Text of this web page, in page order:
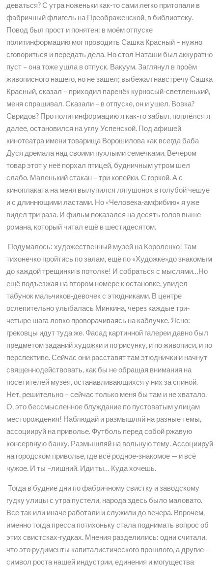
деваться? С утра ноженьки как-то сами легко притопали в
фабричный флигель на Преображенской, в библиотеку.
Повод был прост и понятен: в моём отпуске
политинформацию мог проводить Сашка Красный – нужно
сговориться и передать дела. Но стол Наташи был аккуратно
пуст – она тоже ушла в отпуск. Вакуум. Заглянул в проём
живописного нашего, но не зашел; выбежал навстречу Сашка
Красный, сказал – приходил паренёк курносый-светленький,
меня спрашивал. Сказали – в отпуске, он и ушел. Вовка?
Свридов? Про политинформацию я как-то забыл, поплёлся я
далее, остановился на углу Успенской. Под афишей
кинотеатра имени товарища Ворошилова как всегда баба
Дуся дремала над своими пухлыми семечками. Вечером
товар этот у неё порхал птицей, будничным утром шел
слабо. Маленький стакан – три копейки. С горкой. А с
киноплаката на меня вылупился лягушонок в голубой чешуе
и с длиннющими ластами. Но «Человека-амфибию» я уже
видел три раза. И фильм показался на десять голов выше
романа, который читал ещё в шестидесятом.
Подумалось: художественный музей на Короленко! Там
тихонечко пройтись по залам, ещё по «Художке»до знакомым
до каждой трещинки в потолке! И собраться с мыслями…Но
ещё подъезжая на втором номере к остановке, увидел
табунок мальчиков-девочек с этюдниками. В центре
ослепительно улыбалась Минкина, через каждые три-
четыре шага ловко проворачиваясь на каблучке. Ясно:
грековцы идут туда же. Фасад картинной галереи давно был
предметом заданий художки и по рисунку, и по живописи, и по
перспективе. Сейчас они расставят там этюднички и начнут
священнодействовать, как бы не обращая внимания на
посетителей музея, останавливающихся у них за спиной.
Нет, решительно – сейчас только меня бы там и не хватало.
О, это бессмысленное блуждание по пустоватым улицам
месторождения! Наблюдай и размышляй на разные темы,
ассоциируй на приволье. Футболь перед собой ржавую
консервную банку. Размышляй на вольную тему. Ассоциируй
на городском приволье, где всё родное-знакомое — и всё
чужое. И ты –лишний. Иди ты… Куда хочешь.
Тогда в будние дни по фабричному свистку и заводскому
гудку улицы с утра пустели, народа здесь было маловато.
Все так или иначе работали и служили до вечера. Впрочем,
именно тогда пресса потихоньку стала поднимать вопрос об
этих свистсках-гудках. Мнения разделились: одни считали,
что это рудименты капиталистического прошлого, а другие –
символ роста нашей индустрии, единения и могущества